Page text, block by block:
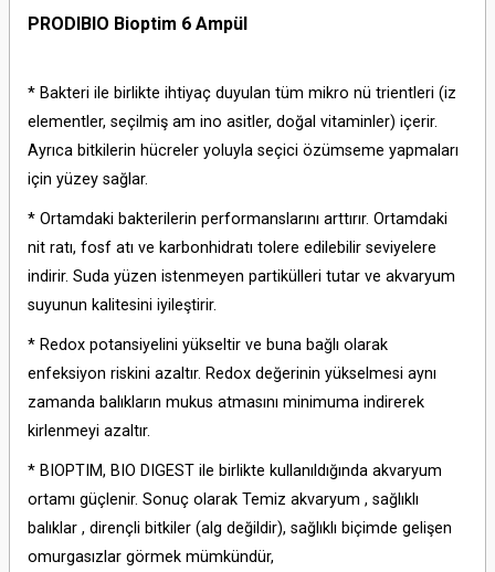
PRODIBIO Bioptim 6 Ampül
* Bakteri ile birlikte ihtiyaç duyulan tüm mikro nü trientleri (iz
elementler, seçilmiş am ino asitler, doğal vitaminler) içerir.
Ayrıca bitkilerin hücreler yoluyla seçici özümseme yapmaları
için yüzey sağlar.
* Ortamdaki bakterilerin performanslarını arttırır. Ortamdaki
nit ratı, fosf atı ve karbonhidratı tolere edilebilir seviyelere
indirir. Suda yüzen istenmeyen partikülleri tutar ve akvaryum
suyunun kalitesini iyileştirir.
* Redox potansiyelini yükseltir ve buna bağlı olarak
enfeksiyon riskini azaltır. Redox değerinin yükselmesi aynı
zamanda balıkların mukus atmasını minimuma indirerek
kirlenmeyi azaltır.
* BIOPTIM, BIO DIGEST ile birlikte kullanıldığında akvaryum
ortamı güçlenir. Sonuç olarak Temiz akvaryum , sağlıklı
balıklar , dirençli bitkiler (alg değildir), sağlıklı biçimde gelişen
omurgasızlar görmek mümkündür,